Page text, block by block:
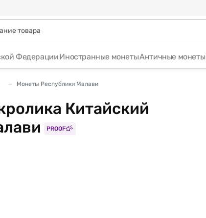
ФедерацииИностранные монетыАнтичные монеты
Монеты Республики Малави
Китайский
PROOF